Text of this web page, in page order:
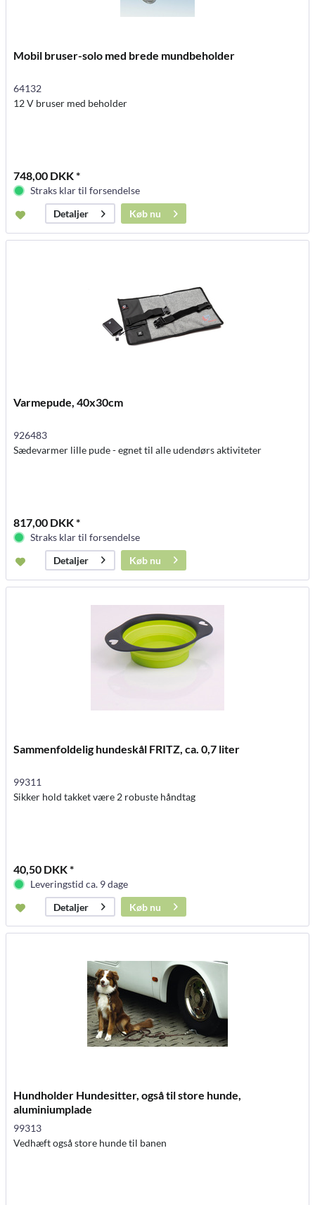
Mobil bruser-solo med brede mundbeholder
64132
12 V bruser med beholder
748,00 DKK *
Straks klar til forsendelse
Detaljer
Køb nu
Varmepude, 40x30cm
926483
Sædevarmer lille pude - egnet til alle udendørs aktiviteter
817,00 DKK *
Straks klar til forsendelse
Detaljer
Køb nu
Sammenfoldelig hundeskål FRITZ, ca. 0,7 liter
99311
Sikker hold takket være 2 robuste håndtag
40,50 DKK *
Leveringstid ca. 9 dage
Detaljer
Køb nu
Hundholder Hundesitter, også til store hunde,
aluminiumplade
99313
Vedhæft også store hunde til banen